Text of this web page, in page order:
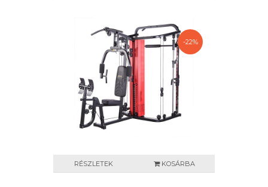
-22%
RÉSZLETEK KOSÁRBA